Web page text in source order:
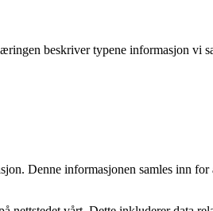
beskriver typene informasjon vi
Denne informasjonen samles inn